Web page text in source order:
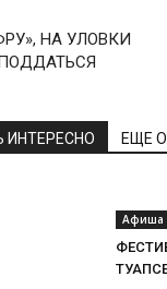
НА УЛОВКИ
ЕЩЕ
Афиша